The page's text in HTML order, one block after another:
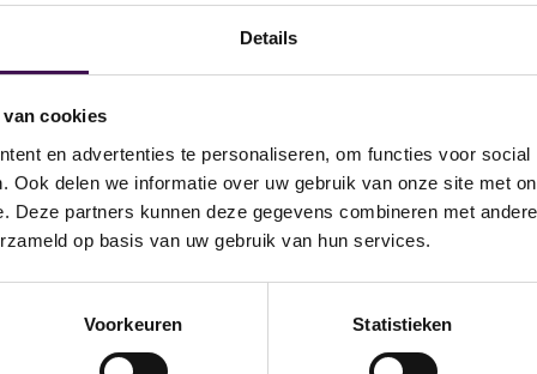
Details
cookies
en advertenties te personaliseren, om functies voor
Ook delen we informatie over uw gebruik van onze site met
Deze partners kunnen deze gegevens combineren met
op basis van uw gebruik van hun services.
Voorkeuren Statistieken
Dienst Publiek en Communicatie (DPC) zorgt
overheidscommunicatie die aansluit bij wat
ondersteunt ministeries bij communicatie met
3 dagen geleden geplaatst
Werkcoach
Geldermalsen
Werkzaak Rivierenland begeleidt mensen bij
Op de locatie in Geldermalsen werken
en ontwikkeling richting een duurzame plek…